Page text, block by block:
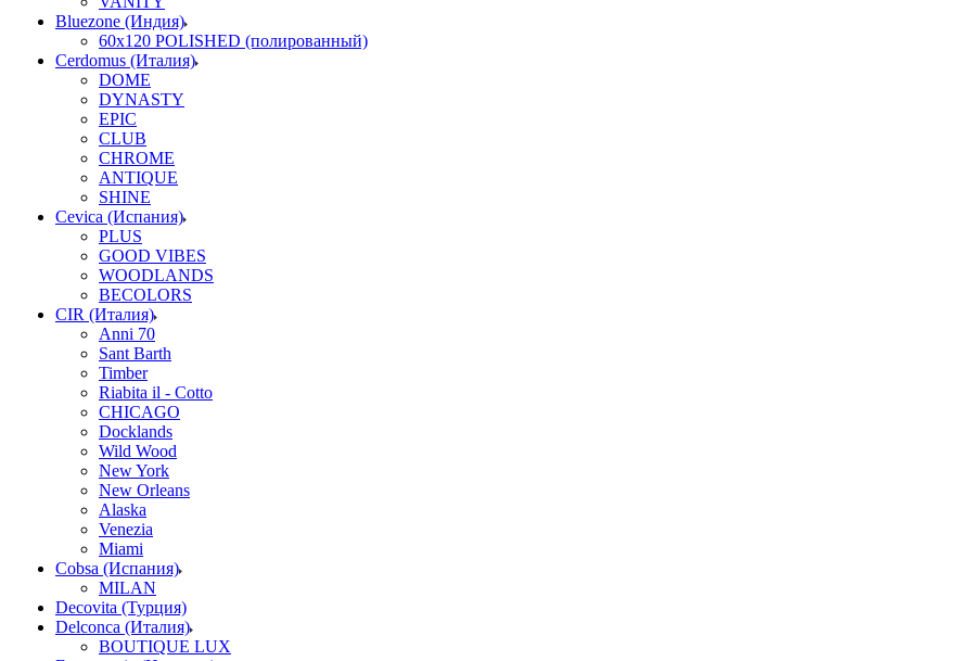
Bluezone (Индия)
60х120 POLISHED (полированный)
Cerdomus (Италия)
DOME
DYNASTY
EPIC
CLUB
CHROME
ANTIQUE
SHINE
Cevica (Испания)
PLUS
GOOD VIBES
WOODLANDS
BECOLORS
CIR (Италия)
Anni 70
Sant Barth
Timber
Riabita il - Cotto
CHICAGO
Docklands
Wild Wood
New York
New Orleans
Alaska
Venezia
Miami
Cobsa (Испания)
MILAN
Decovita (Турция)
Delconca (Италия)
BOUTIQUE LUX